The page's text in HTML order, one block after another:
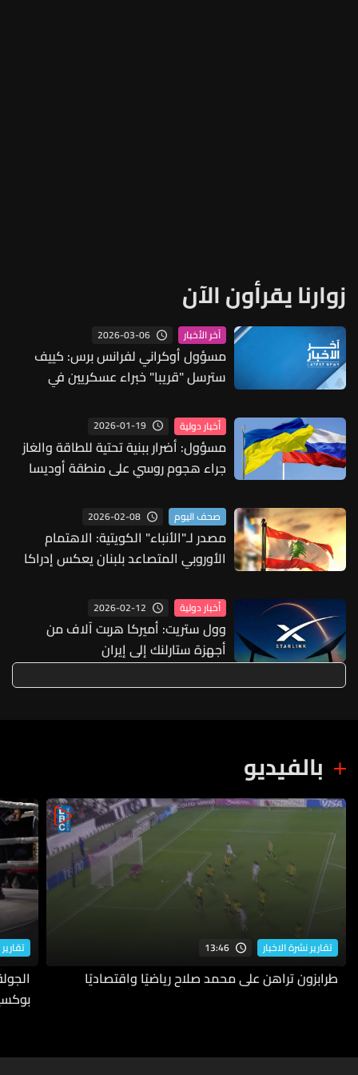
زوارنا يقرأون الآن
آخر الأخبار 2026-03-06
مسؤول أوكراني لفرانس برس: كييف
سترسل "قريبا" خبراء عسكريين في
أخبار دولية 2026-01-19
مسؤول: أضرار ببنية تحتية للطاقة والغاز
جراء هجوم روسي على منطقة أوديسا
صحف اليوم 2026-02-08
مصدر لـ"الأنباء" الكويتية: الاهتمام
الأوروبي المتصاعد بلبنان يعكس إدراكا
أخبار دولية 2026-02-12
وول ستريت: أميركا هربت آلاف من
أجهزة ستارلنك إلى إيران
بالفيديو
تقارير نشرة الاخبار 13:46
طرابزون تراهن على محمد صلاح رياضيًا واقتصاديًا